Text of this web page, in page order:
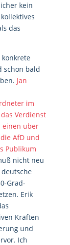
kein
das
schon bald
Jan
im
Verdienst
einen über
AfD und
Publikum
nicht neu
Grad-
Erik
Kräften
und
Ich